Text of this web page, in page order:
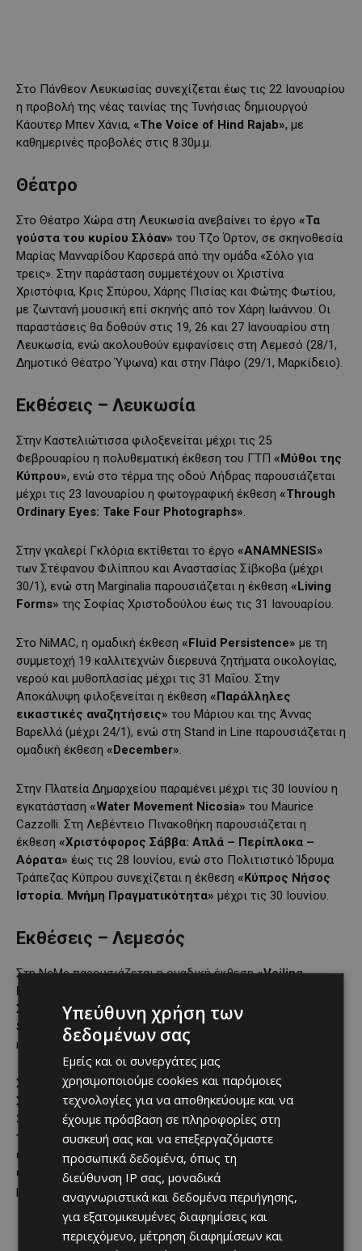
Στο Πάνθεον Λευκωσίας συνεχίζεται έως τις 22 Ιανουαρίου
η προβολή της νέας ταινίας της Τυνήσιας δημιουργού
Κάουτερ Μπεν Χάνια, «The Voice of Hind Rajab», με
καθημερινές προβολές στις 8.30μ.μ.
Θέατρο
Στο Θέατρο Χώρα στη Λευκωσία ανεβαίνει το έργο «Τα
γούστα του κυρίου Σλόαν» του Τζο Όρτον, σε σκηνοθεσία
Μαρίας Μανναρίδου Καρσερά από την ομάδα «Σόλο για
τρεις». Στην παράσταση συμμετέχουν οι Χριστίνα
Χριστόφια, Κρις Σπύρου, Χάρης Πισίας και Φώτης Φωτίου,
με ζωντανή μουσική επί σκηνής από τον Χάρη Ιωάννου. Οι
παραστάσεις θα δοθούν στις 19, 26 και 27 Ιανουαρίου στη
Λευκωσία, ενώ ακολουθούν εμφανίσεις στη Λεμεσό (28/1,
Δημοτικό Θέατρο Ύψωνα) και στην Πάφο (29/1, Μαρκίδειο).
Εκθέσεις – Λευκωσία
Στην Καστελιώτισσα φιλοξενείται μέχρι τις 25
Φεβρουαρίου η πολυθεματική έκθεση του ΓΤΠ «Μύθοι της
Κύπρου», ενώ στο τέρμα της οδού Λήδρας παρουσιάζεται
μέχρι τις 23 Ιανουαρίου η φωτογραφική έκθεση «Through
Ordinary Eyes: Take Four Photographs».
Στην γκαλερί Γκλόρια εκτίθεται το έργο «ANAMNESIS»
των Στέφανου Φιλίππου και Αναστασίας Σίβκοβα (μέχρι
30/1), ενώ στη Marginalia παρουσιάζεται η έκθεση «Living
Forms» της Σοφίας Χριστοδούλου έως τις 31 Ιανουαρίου.
Στο NiMAC, η ομαδική έκθεση «Fluid Persistence» με τη
συμμετοχή 19 καλλιτεχνών διερευνά ζητήματα οικολογίας,
νερού και μυθοπλασίας μέχρι τις 31 Μαΐου. Στην
Αποκάλυψη φιλοξενείται η έκθεση «Παράλληλες
εικαστικές αναζητήσεις» του Μάριου και της Άννας
Βαρελλά (μέχρι 24/1), ενώ στη Stand in Line παρουσιάζεται η
ομαδική έκθεση «December».
Στην Πλατεία Δημαρχείου παραμένει μέχρι τις 30 Ιουνίου η
εγκατάσταση «Water Movement Nicosia» του Maurice
Cazzolli. Στη Λεβέντειο Πινακοθήκη παρουσιάζεται η
έκθεση «Χριστόφορος Σάββα: Απλά – Περίπλοκα –
Αόρατα» έως τις 28 Ιουνίου, ενώ στο Πολιτιστικό Ίδρυμα
Τράπεζας Κύπρου συνεχίζεται η έκθεση «Κύπρος Νήσος
Ιστορία. Μνήμη Πραγματικότητα» μέχρι τις 30 Ιουνίου.
Εκθέσεις – Λεμεσός
Στη NeMe παρουσιάζεται η ομαδική έκθεση«Veiling
Identities: Resisting Recognition»
Στο PSI Foundation φιλοξενείται η έκθεση
Structure: Threads of Dialogue»
με έργα της Κλοντ Κομό
και του Θεόδουλου Γρηγορίου (μέχρι 31/1).
Στην Edit Gallery παρουσιάζεται η ατομική έκθεση της
Στέλλας Καπεζάνου«Pretty Little Crimes», ενώ στο
3FHome εκτίθεται το έργο της Μαρίνας Ολύμπιου
την Τέχνη σαν ένα Τρόπο για να αλλάξουμε τον Κόσμο»
έως τις 10 Μαρτίου. Στο 125 Space φιλοξενείται η ομαδική
έκθεση
«In Parallel: Conversations on Love, Life & Light»
μέχρι τις 28 Φεβρουαρίου.
Υπεύθυνη χρήση των
δεδομένων σας
Εμείς και οι συνεργάτες μας
χρησιμοποιούμε cookies και παρόμοιες
τεχνολογίες για να αποθηκεύουμε και να
έχουμε πρόσβαση σε πληροφορίες στη
συσκευή σας και να επεξεργαζόμαστε
προσωπικά δεδομένα, όπως τη
διεύθυνση IP σας, μοναδικά
αναγνωριστικά και δεδομένα περιήγησης,
για εξατομικευμένες διαφημίσεις και
περιεχόμενο, μέτρηση διαφημίσεων και